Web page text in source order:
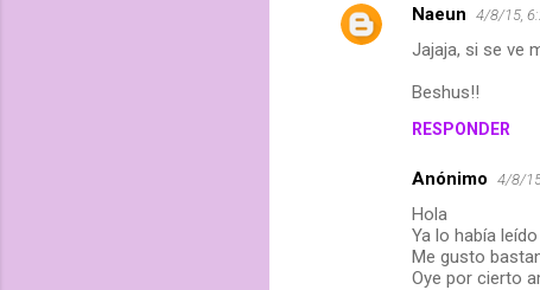
Naeun 4/8/15,
Jajaja, si se ve
Beshus!!
RESPONDER
Anónimo 4/8/
Hola
Ya lo había leído
Me gusto
Oye por cierto